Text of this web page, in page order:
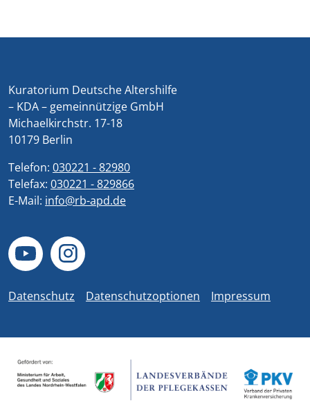
Kuratorium Deutsche Altershilfe
– KDA – gemeinnützige GmbH
Michaelkirchstr. 17-18
10179 Berlin
Telefon: 030221 - 82980
Telefax: 030221 - 829866
E-Mail: info@rb-apd.de
Datenschutz Datenschutzoptionen Impressum